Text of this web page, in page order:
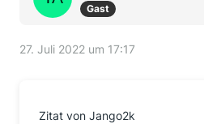
Gast
27. Juli 2022 um 17:17
Zitat von Jango2k